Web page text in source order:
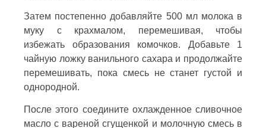
Затем постепенно добавляйте 500 мл молока в
муку с крахмалом, перемешивая, чтобы
избежать образования комочков. Добавьте 1
чайную ложку ванильного сахара и продолжайте
перемешивать, пока смесь не станет густой и
однородной.
После этого соедините охлажденное сливочное
масло с вареной сгущенкой и молочную смесь в